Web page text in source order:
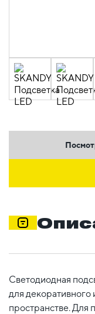
Светодиодная
для
пространстве. Для